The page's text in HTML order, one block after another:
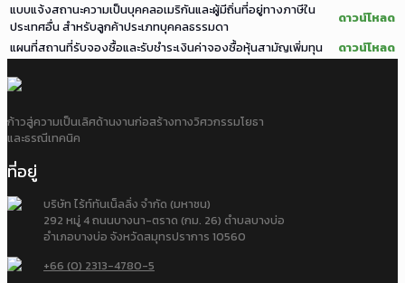
แบบแจ้งสถานะความเป็นบุคคลอเมริกันและผู้มีถิ่นที่อยู่ทางภาษีใน
ประเทศอื่น สำหรับลูกค้าประเภทบุคคลธรรมดา
ดาวน์โหลด
แผนที่สถานที่รับจองซื้อและรับชำระเงินค่าจองซื้อหุ้นสามัญเพิ่มทุน
ดาวน์โหลด
ก้าวสู่ความเป็นเลิศด้านงานก่อสร้างทางวิศวกรรมโยธา
และธรณีเทคนิค
ที่อยู่
บริษัท ไร้ท์ทันเน็ลลิ่ง จำกัด (มหาชน)
292 หมู่ 4 ถนนบางนา-ตราด (กม. 26) ตำบลบางบ่อ
อำเภอบางบ่อ จังหวัดสมุทรปราการ 10560
+66 (0) 2313-4780-5